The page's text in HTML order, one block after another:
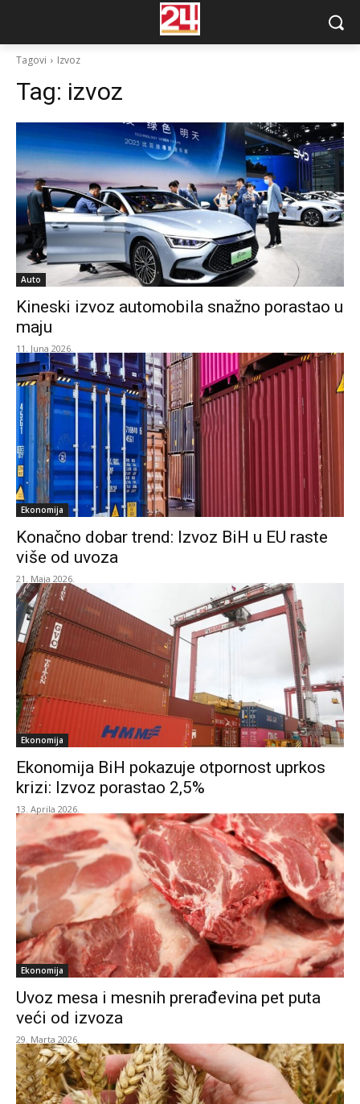
Tagovi Izvoz
Tag: izvoz
Auto
Kineski izvoz automobila snažno porastao u
maju
11. Juna 2026.
Ekonomija
Konačno dobar trend: Izvoz BiH u EU raste
više od uvoza
21. Maja 2026.
Ekonomija
Ekonomija BiH pokazuje otpornost uprkos
krizi: Izvoz porastao 2,5%
13. Aprila 2026.
Ekonomija
Uvoz mesa i mesnih prerađevina pet puta
veći od izvoza
29. Marta 2026.